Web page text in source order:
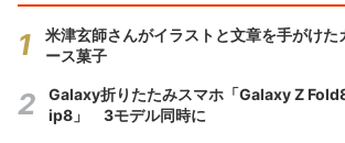
米津玄師さんがイラストと文章を手がけた
ース菓子
Galaxy折りたたみスマホ「Galaxy Z
ip8」 3モデル同時に